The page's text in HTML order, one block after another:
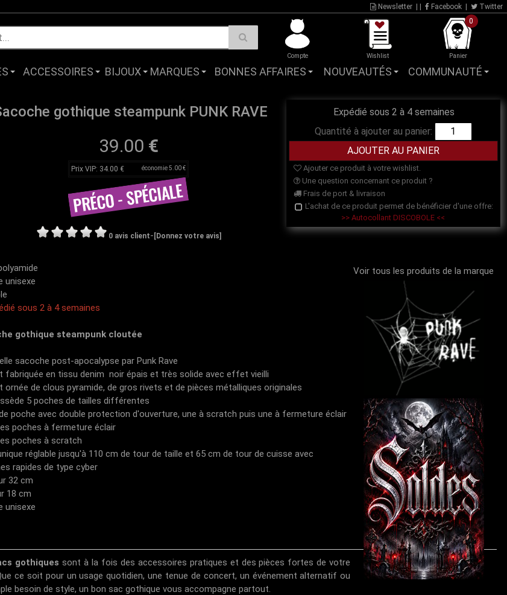
Newsletter Facebook Twitter
Compte Wishlist
0
Panier
ACCESSOIRES BIJOUX MARQUES BONNES AFFAIRES NOUVEAUTÉS COMMUNAUTÉ
gothique steampunk PUNK RAVE
39.00 €
Prix VIP: 34.00 € économie 5.00 €
0 avis client- [Donnez votre avis]
Expédié sous 2 à 4 semaines
Quantité à ajouter au panier:
Ajouter ce produit à votre wishlist.
Une question concernant ce produit ?
Frais de port & livraison
L'achat de ce produit permet de bénéficier d'une offre:
>> Autocollant DISCOBOLE <<
Voir tous les produits de la marque
unisexe
sous 2 à 4 semaines
gothique steampunk cloutée
sacoche post-apocalypse par Punk Rave
fabriquée en tissu denim noir épais et très solide avec effet vieilli
ornée de clous pyramide, de gros rivets et de pièces métalliques originales
5 poches de tailles différentes
poche avec double protection d'ouverture, une à scratch puis une à fermeture éclair
poches à fermeture éclair
poches à scratch
réglable jusqu'à 110 cm de tour de taille et 65 cm de tour de cuisse avec
rapides de type cyber
32 cm
18 cm
unisexe
gothiques sont à la fois des accessoires pratiques et des pièces fortes de votre
ce soit pour un usage quotidien, une tenue de concert, un événement alternatif ou
besoin de style, un bon sac gothique vous accompagne partout.